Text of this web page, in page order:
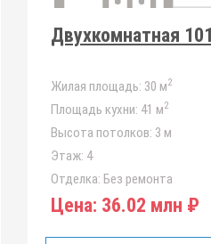
Двухкомнатная
Жилая площадь: 30 м2
Площадь кухни: 41 м2
Высота потолков: 3 м
Этаж: 4
Отделка: Без ремонта
Цена: 36.02 млн ₽